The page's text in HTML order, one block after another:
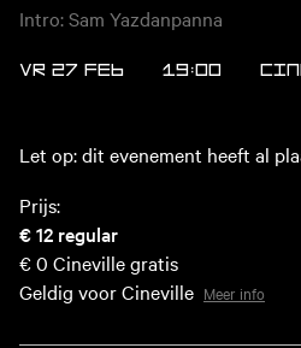
Intro: Sam Yazdanpanna
VR 27 FEB 19:00
Let op: dit evenement heeft al
Prijs:
€ 12 regular
€ 0 Cineville gratis
Geldig voor Cineville Meer info